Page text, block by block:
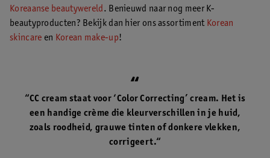
Koreaanse beautywereld . Benieuwd naar nog meer K-
beautyproducten? Bekijk dan hier ons assortiment Korean
skincare en Korean make-up!
“CC cream staat voor ‘Color Correcting’ cream. Het is
een handige crème die kleurverschillen in je huid,
zoals roodheid, grauwe tinten of donkere vlekken,
corrigeert.“